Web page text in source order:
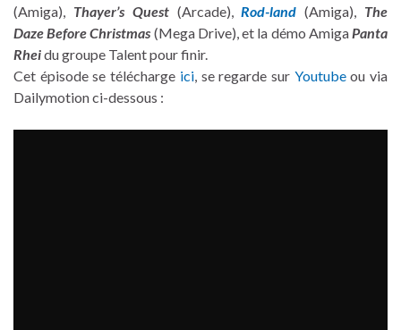
(Amiga), Thayer’s Quest(Arcade),Rod-land (Amiga), The
Daze Before Christmas (Mega Drive), et la démo AmigaPanta
Rheidu groupe Talent pour finir.
Cet épisode se télécharge ici, se regarde sur Youtubeou via
Dailymotion ci-dessous :